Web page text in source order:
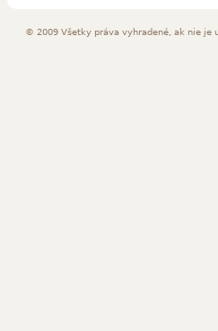
© 2009 Všetky práva vyhradené, ak nie je